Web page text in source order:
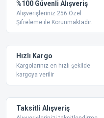
Ürün resmi kalitesiz,
Ürün açıklamasında
Bu ürüne benzer farklı
%100 Güvenli Alışveriş
Alışverişleriniz 256 Özel
Şifreleme ile Korunmaktadır.
Hızlı Kargo
Kargolarınız en hızlı şekilde
kargoya verilir
Taksitli Alışveriş